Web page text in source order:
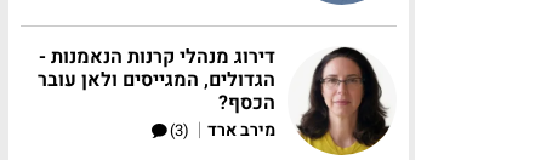
דירוג מנהלי קרנות הנאמנות -
הגדולים, המגייסים ולאן עובר
הכסף?
מירב ארד |
(3)